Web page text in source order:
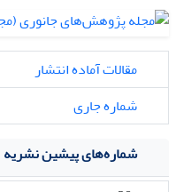
مقالات آماده انتشار
شماره جاری
شماره‌های پیشین نشریه